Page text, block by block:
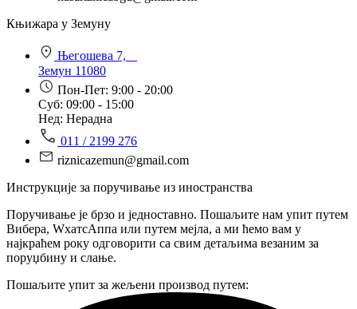
Књижара у Земуну
Његошева 7,
Земун 11080
Пон-Пет: 9:00 - 20:00
Суб: 09:00 - 15:00
Нед: Нерадна
011 / 2199 276
riznicazemun@gmail.com
Инструкције за поручивање из иностранства
Поручивање је брзо и једноставно. Пошаљите нам упит путем
Вибера, WхатсАппа или путем мејла, а ми ћемо вам у
најкраћем року одговорити са свим детаљима везаним за
поруџбину и слање.
Пошаљите упит за жељени производ путем: